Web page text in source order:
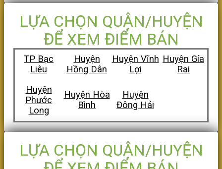
LỰA CHỌN QUẬN/HUYỆN
ĐỂ XEM ĐIỂM BÁN
TP Bạc
Liêu
Huyện
Hồng Dân
Huyện Vĩnh
Lợi
Huyện Gía
Rai
Huyện
Phước
Long
Huyện Hòa
Bình
Huyện
Đông Hải
LỰA CHỌN QUẬN/HUYỆN